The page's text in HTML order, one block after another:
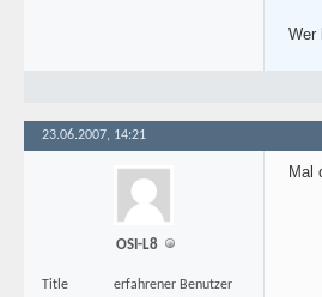
Wer
23.06.2007, 14:21
OSI-L8
Title
erfahrener Benutzer
Mal